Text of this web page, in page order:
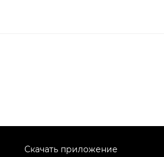
Скачать приложение